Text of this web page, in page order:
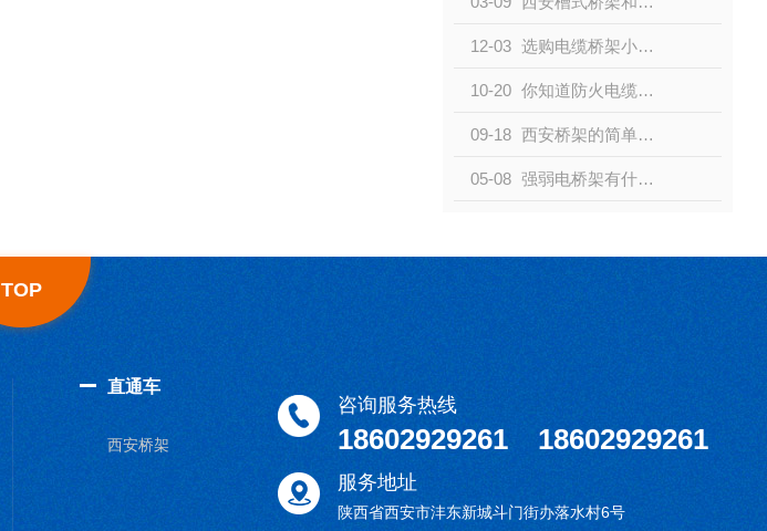
12-03 选购电缆桥架小知识，助你练就火眼金睛
10-20 你知道防火电缆桥架的耐火时间是多久吗？
09-18 西安桥架的简单介绍,一篇文章告诉您
05-08 强弱电桥架有什么区别？可以合并吗？小编带你了解了解
TOP
咨询服务热线
18602929261 18602929261
服务地址
陕西省西安市沣东新城斗门街办落水村6号
直通车
西安桥架